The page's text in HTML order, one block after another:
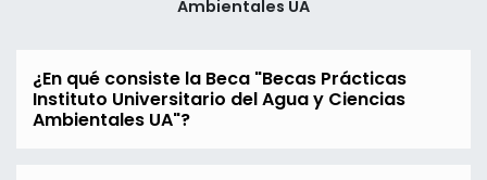
Ambientales UA
¿En qué consiste la Beca "Becas Prácticas
Instituto Universitario del Agua y Ciencias
Ambientales UA"?